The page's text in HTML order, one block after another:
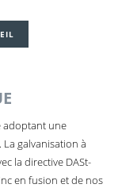
adoptant une
galvanisation à
la directive DASt-
en fusion et de nos